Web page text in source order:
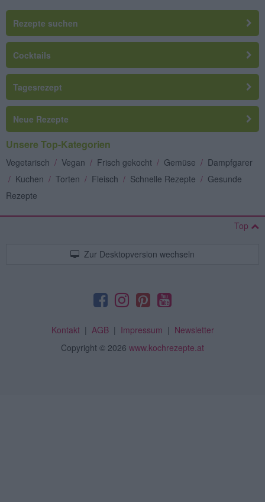
Rezepte suchen
Cocktails
Tagesrezept
Neue Rezepte
Unsere Top-Kategorien
Vegetarisch / Vegan / Frisch gekocht / Gemüse / Dampfgarer
/ Kuchen / Torten / Fleisch / Schnelle Rezepte / Gesunde
Rezepte
Top
Zur Desktopversion wechseln
Kontakt| AGB| Impressum | Newsletter
Copyright © 2026 www.kochrezepte.at